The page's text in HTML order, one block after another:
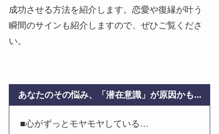
成功させる方法を紹介します。恋愛や復縁が叶う
瞬間のサインも紹介しますので、ぜひご覧くださ
い。
あなたのその悩み、「潜在意識」が原因かも...
■心がずっとモヤモヤしている…